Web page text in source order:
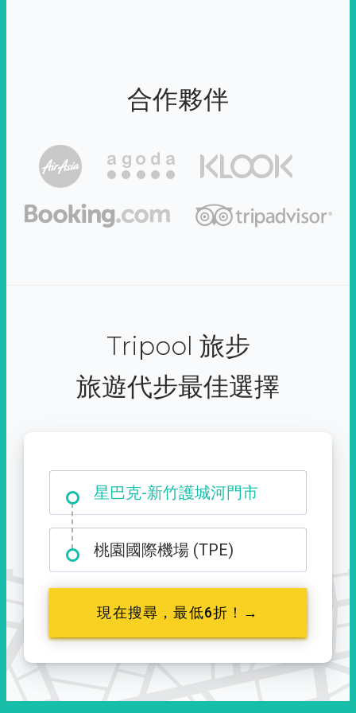
合作夥伴
Tripool 旅步
旅遊代步最佳選擇
大霸尖山登山口
桃園國際機場 (TPE)
現在搜尋，最低6折！→